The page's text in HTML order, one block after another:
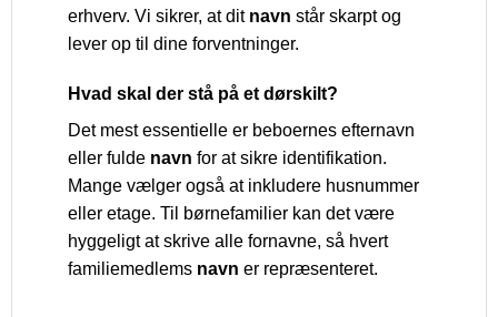
erhverv. Vi sikrer, at dit navn står skarpt og
lever op til dine forventninger.
Hvad skal der stå på et dørskilt?
Det mest essentielle er beboernes efternavn
eller fulde navn for at sikre identifikation.
Mange vælger også at inkludere husnummer
eller etage. Til børnefamilier kan det være
hyggeligt at skrive alle fornavne, så hvert
familiemedlems navn er repræsenteret.